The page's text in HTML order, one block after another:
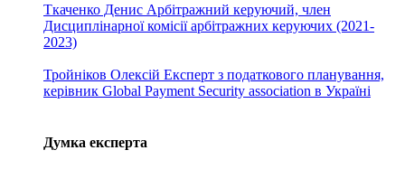
Ткаченко Денис Арбітражний керуючий, член
Дисциплінарної комісії арбітражних керуючих (2021-
2023)
Тройніков Олексій Експерт з податкового планування,
керівник Global Payment Security association в Україні
Думка експерта